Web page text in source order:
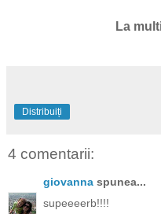
La
Distribuiți
4 comentarii:
giovanna spunea...
supeeeerb!!!!